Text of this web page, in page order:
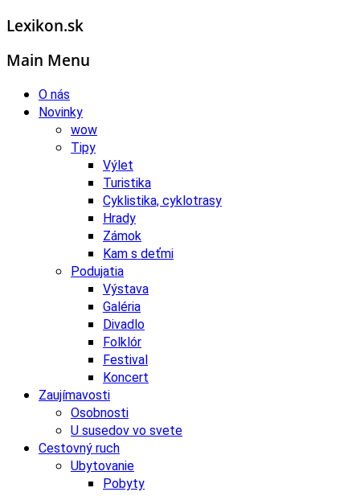
Lexikon.sk
Main Menu
O nás
Novinky
wow
Tipy
Výlet
Turistika
Cyklistika, cyklotrasy
Hrady
Zámok
Kam s deťmi
Podujatia
Výstava
Galéria
Divadlo
Folklór
Festival
Koncert
Zaujímavosti
Osobnosti
U susedov vo svete
Cestovný ruch
Ubytovanie
Pobyty